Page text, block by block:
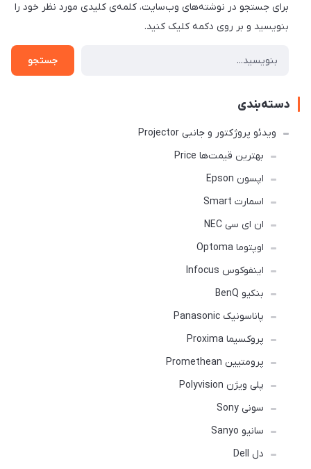
برای جستجو در نوشته‌های وب‌سایت، کلمه‌ی کلیدی مورد نظر خود را
بنویسید و بر روی دکمه کلیک کنید.
جستجو
دسته‌بندی
ویدئو پروژکتور و جانبی Projector
بهترین قیمت‌ها Price
اپسون Epson
اسمارت Smart
ان ای سی NEC
اوپتوما Optoma
اینفوکوس Infocus
بنکیو BenQ
پاناسونیک Panasonic
پروکسیما Proxima
پرومتیین Promethean
پلی ویژن Polyvision
سونی Sony
سانیو Sanyo
دل Dell